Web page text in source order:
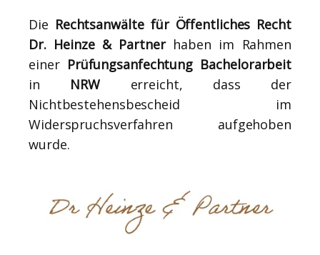
Die Rechtsanwälte für Öffentliches Recht
Dr. Heinze & Partnerhaben im Rahmen
einer Prüfungsanfechtung Bachelorarbeit
in NRW erreicht, dass der
Nichtbestehensbescheid im
Widerspruchsverfahren aufgehoben
wurde.